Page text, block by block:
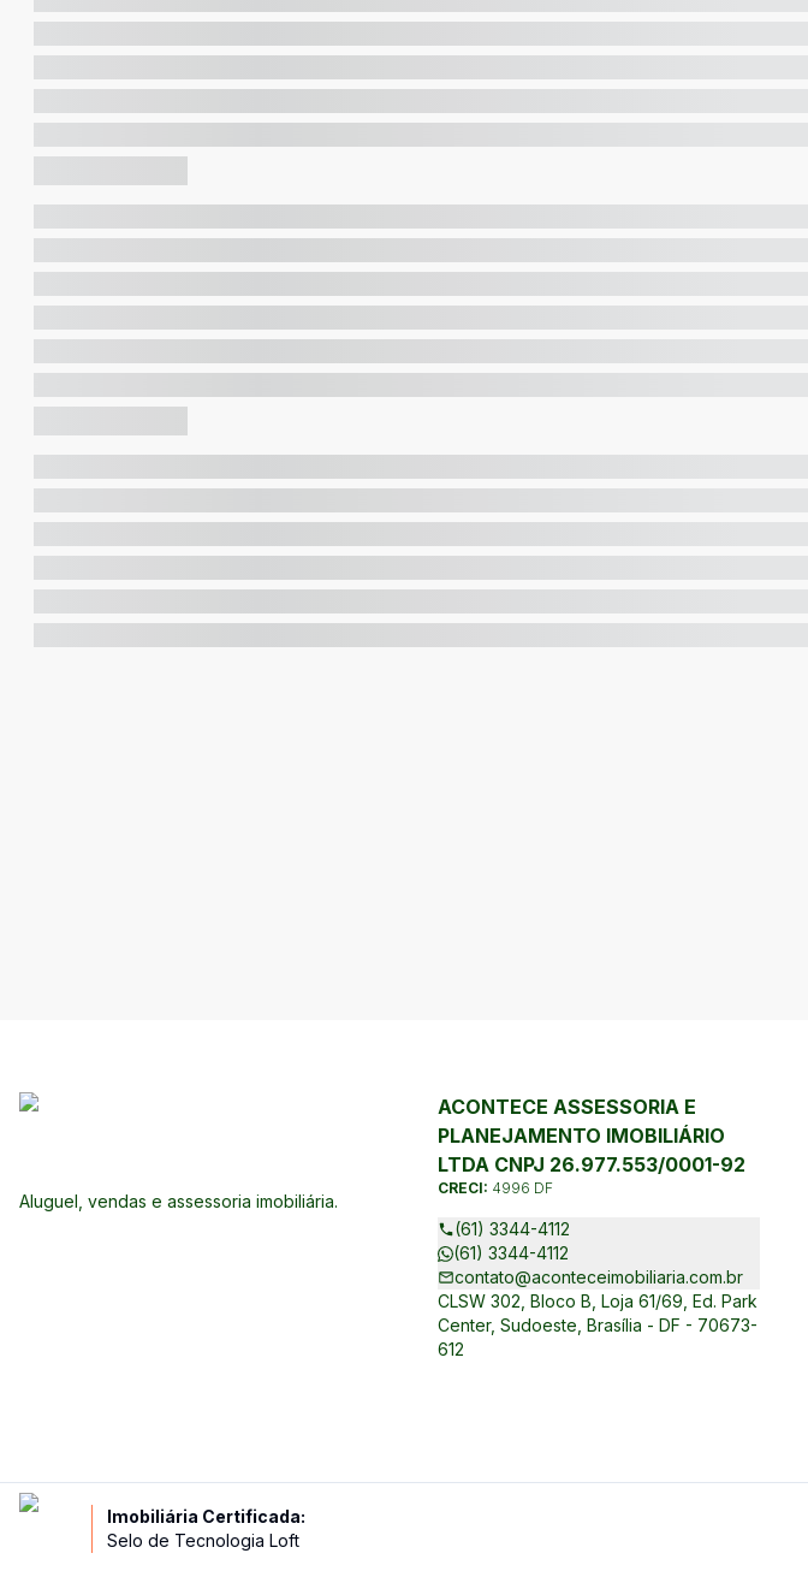
Aluguel, vendas e assessoria imobiliária.
ACONTECE ASSESSORIA E
PLANEJAMENTO IMOBILIÁRIO
LTDA CNPJ 26.977.553/0001-92
CRECI: 4996 DF
(61) 3344-4112
(61) 3344-4112
contato@aconteceimobiliaria.com.br
CLSW 302, Bloco B, Loja 61/69, Ed. Park
Center, Sudoeste, Brasília - DF - 70673-
612
Imobiliária Certificada:
Selo de Tecnologia Loft